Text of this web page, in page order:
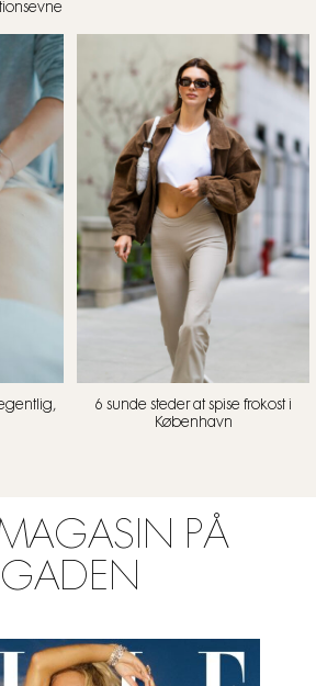
6 sunde steder at spise frokost i
København
PÅ
GADEN